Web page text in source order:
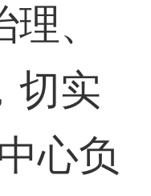
、
切实
心负